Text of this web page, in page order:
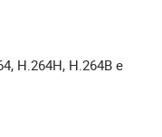
H.264H, H.264B e